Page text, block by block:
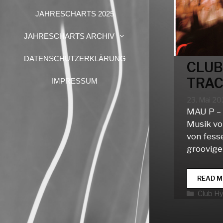
JAHRESCHARTS 2025
JAHRESCHARTS ARCHIV
DATENSCHUTZERKLÄRUNG
IMPRESSUM
23. Mai
MAU P
Musik
von
READ
Club